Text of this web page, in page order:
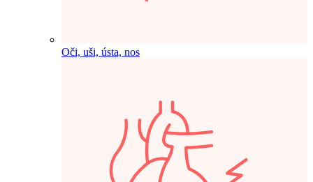
Oči, uši, ústa, nos